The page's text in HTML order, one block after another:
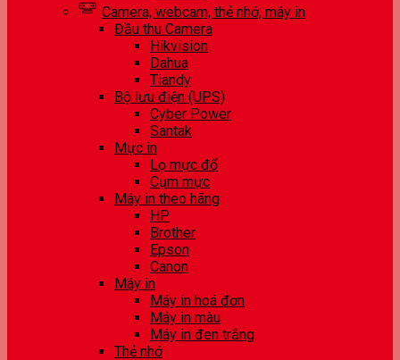
Camera, webcam, thẻ nhớ, máy in
Đầu thu Camera
Hikvision
Dahua
Tiandy
Bộ lưu điện (UPS)
Cyber Power
Santak
Mực in
Lọ mực đổ
Cụm mực
Máy in theo hãng
HP
Brother
Epson
Canon
Máy in
Máy in hoá đơn
Máy in màu
Máy in đen trắng
Thẻ nhớ